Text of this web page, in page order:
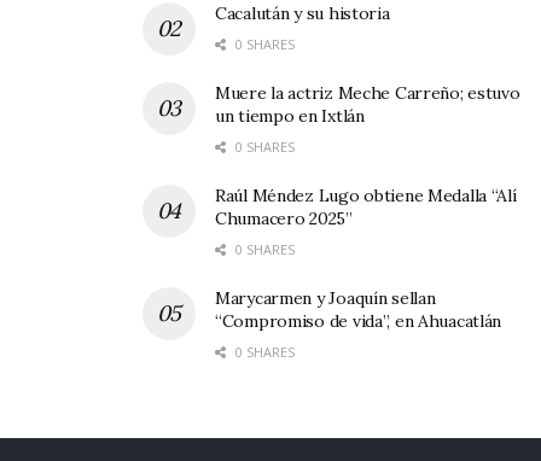
Cacalután y su historia
0 SHARES
Muere la actriz Meche Carreño; estuvo
un tiempo en Ixtlán
0 SHARES
Raúl Méndez Lugo obtiene Medalla “Alí
Chumacero 2025”
0 SHARES
Marycarmen y Joaquín sellan
“Compromiso de vida”, en Ahuacatlán
0 SHARES